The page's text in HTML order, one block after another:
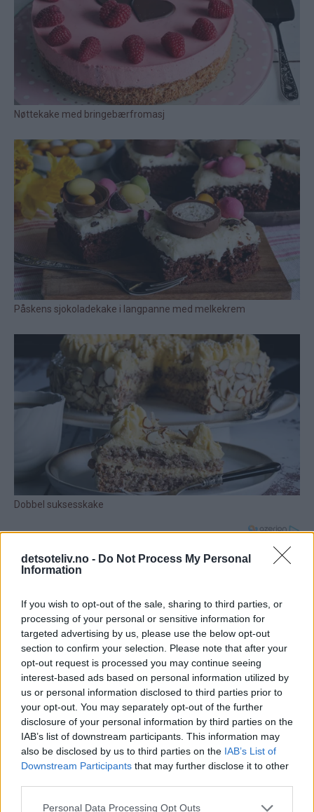
detsoteliv.no - Do Not Process My Personal
Information
If you wish to opt-out of the sale, sharing to third parties, or
processing of your personal or sensitive information for
targeted advertising by us, please use the below opt-out
section to confirm your selection. Please note that after your
opt-out request is processed you may continue seeing
interest-based ads based on personal information utilized by
us or personal information disclosed to third parties prior to
your opt-out. You may separately opt-out of the further
disclosure of your personal information by third parties on the
IAB’s list of downstream participants. This information may
also be disclosed by us to third parties on the IAB’s List of
Downstream Participants that may further disclose it to other
Personal Data Processing Opt Outs
32 kommentarer
Marte - 23.05.2015 - 16:57
Fantastisk gode første gangeb jeg faktisk får til ein gjær
bakst:). Elske oppskriftan din! Brukt flere ganger ☺️☺️☺️
Svar
Kristine - Det søte liv - 19.06.2015 - 23:48
Som
svar
på
av
Marte
(ikke
Så bra, Marte :-) Gjør meg veldig glad å høre det!
Svar
Anonym - 19.06.2015 - 18:52